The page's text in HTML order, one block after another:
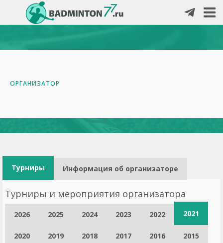
ОРГАНИЗАТОР
Турниры Информация об организаторе
Турниры и мероприятия организатора
2026 2025 2024 2023 2022 2021
2020 2019 2018 2017 2016 2015